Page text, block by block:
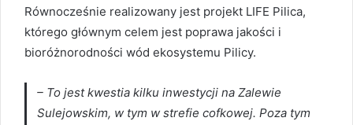
Równocześnie realizowany jest projekt LIFE Pilica,
którego głównym celem jest poprawa jakości i
bioróżnorodności wód ekosystemu Pilicy.
– To jest kwestia kilku inwestycji na Zalewie
Sulejowskim, w tym w strefie cofkowej. Poza tym